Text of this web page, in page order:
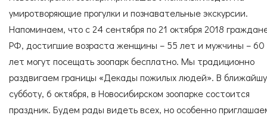
Согласие справилами поведения в зоопарке
Согласие с правилами покупки электронных
билетов
СПЕЦИАЛИСТЫ УСЛУГИ
ГОСТЕВАЯ КНИГА ОКАЗАТЬ ПОМОЩЬ
умиротворяющие прогулки и познавательные экскурсии.
Напоминаем, что с 24 сентября по 21 октября 2018
РФ, достигшие возраста женщины – 55 лет и мужчины – 60
лет могут посещать зоопарк бесплатно. Мы традиционно
раздвигаем границы «Декады пожилых людей». В
субботу, 6 октября, в Новосибирском зоопарке состоится
праздник. Будем рады видеть всех, но особенно